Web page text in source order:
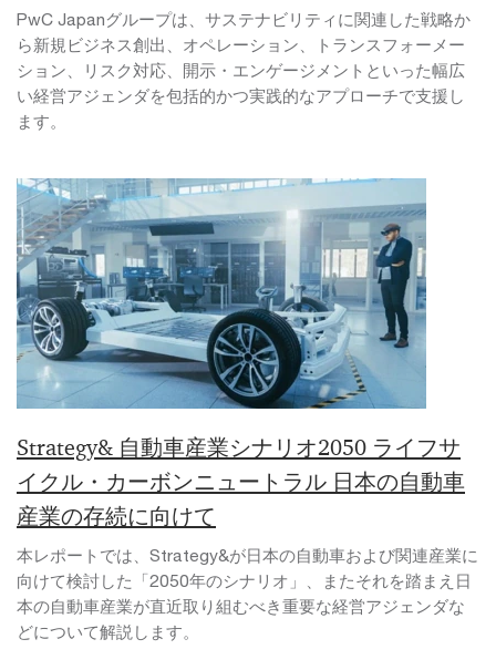
PwC Japanグループは、サステナビリティに関連した戦略か
ら新規ビジネス創出、オペレーション、トランスフォーメー
ション、リスク対応、開示・エンゲージメントといった幅広
い経営アジェンダを包括的かつ実践的なアプローチで支援し
ます。
Strategy& 自動車産業シナリオ2050 ライフサ
イクル・カーボンニュートラル 日本の自動車
産業の存続に向けて
本レポートでは、Strategy&が日本の自動車および関連産業に
向けて検討した「2050年のシナリオ」、またそれを踏まえ日
本の自動車産業が直近取り組むべき重要な経営アジェンダな
どについて解説します。